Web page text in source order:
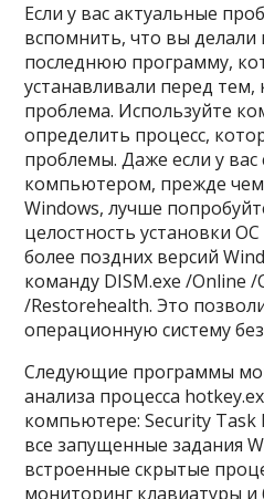
Если у вас актуальные
вспомнить, что вы делали
последнюю программу,
устанавливали перед
проблема. Используйте
определить процесс,
проблемы. Даже если у
компьютером, прежде чем
Windows, лучше
целостность установки
более поздних версий
команду DISM.exe /Online
/Restorehealth. Это
операционную систему
Следующие программы
анализа процесса
компьютере: Security
все запущенные задания
встроенные скрытые
мониторинг клавиатуры и